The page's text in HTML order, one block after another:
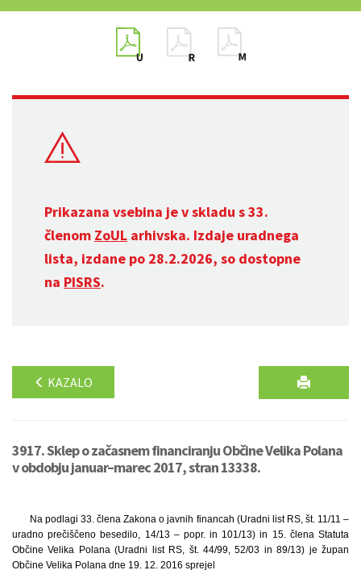
Prikazana vsebina je v skladu s 33.
členom ZoUL arhivska. Izdaje uradnega
lista, izdane po 28.2.2026, so dostopne
na PISRS.
KAZALO
3917. Sklep o začasnem financiranju Občine Velika Polana
v obdobju januar–marec 2017, stran 13338.
Na podlagi 33. člena Zakona o javnih financah (Uradni list RS, št. 11/11 –
uradno prečiščeno besedilo, 14/13 – popr. in 101/13) in 15. člena Statuta
Občine Velika Polana (Uradni list RS, št. 44/99, 52/03 in 89/13) je župan
Občine Velika Polana dne 19. 12. 2016 sprejel